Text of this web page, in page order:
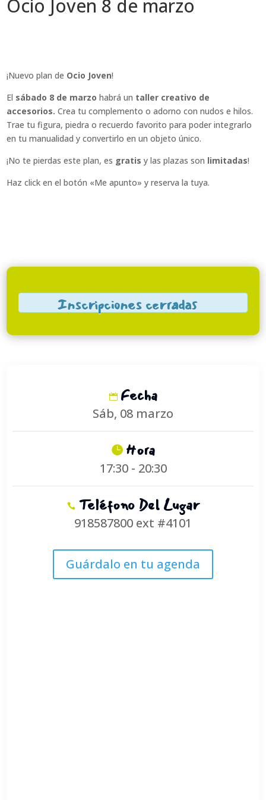
Ocio Joven 8 de marzo
¡Nuevo plan de Ocio Joven!
El sábado 8 de marzo habrá un taller creativo de
accesorios. Crea tu complemento o adorno con nudos e hilos.
Trae tu figura, piedra o recuerdo favorito para poder integrarlo
en tu manualidad y convertirlo en un objeto único.
¡No te pierdas este plan, es gratis y las plazas son limitadas!
Haz click en el botón «Me apunto» y reserva la tuya.
Inscripciones cerradas
Fecha
Sáb, 08 marzo
Hora
17:30 - 20:30
Teléfono Del Lugar
918587800 ext #4101
Guárdalo en tu agenda